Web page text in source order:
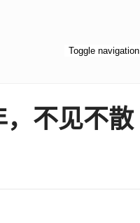
Toggle navigation
，不见不散